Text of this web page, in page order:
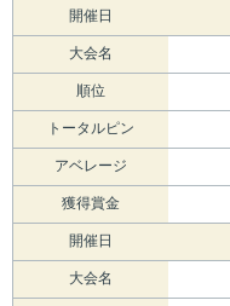
開催日
大会名
順位
トータルピン
アベレージ
獲得賞金
開催日
大会名